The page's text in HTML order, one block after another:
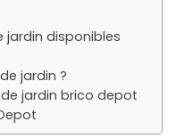
jardin disponibles
jardin ?
jardin brico depot